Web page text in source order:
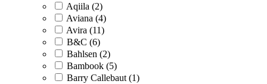
Aqiila (2)
Aviana (4)
Avira (11)
B&C (6)
Bahlsen (2)
Bambook (5)
Barry Callebaut (1)